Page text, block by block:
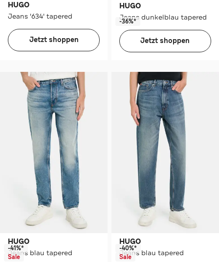
HUGO
Jeans '634' tapered
Jetzt shoppen
HUGO
Jeans dunkelblau tapered
-36%*
Jetzt shoppen
HUGO
Jeans blau tapered
-41%*
Sale
HUGO
Jeans blau tapered
-40%*
Sale